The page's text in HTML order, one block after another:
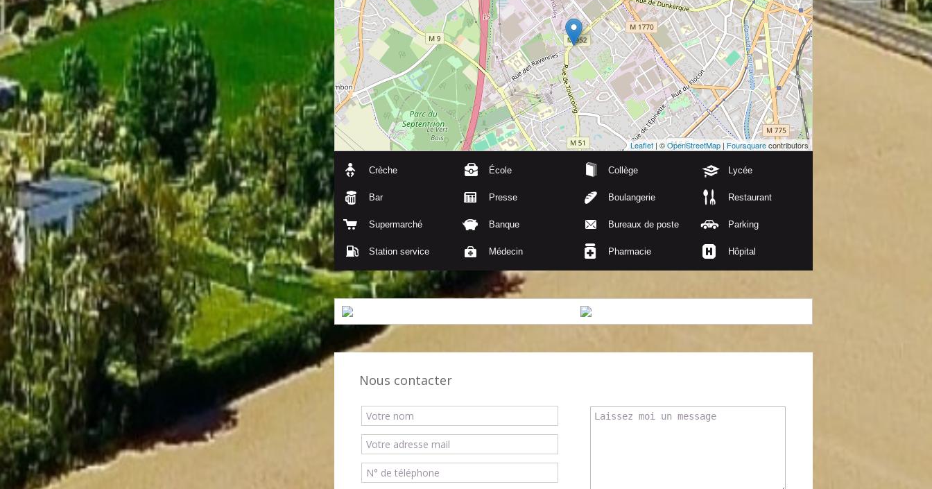
Leaflet | ©OpenStreetMap | Foursquarecontributors
Crèche École Collège Lycée
Bar Presse Boulangerie Restaurant
Supermarché Banque Bureaux de poste Parking
Station service Médecin Pharmacie Hôpital
Nous contacter